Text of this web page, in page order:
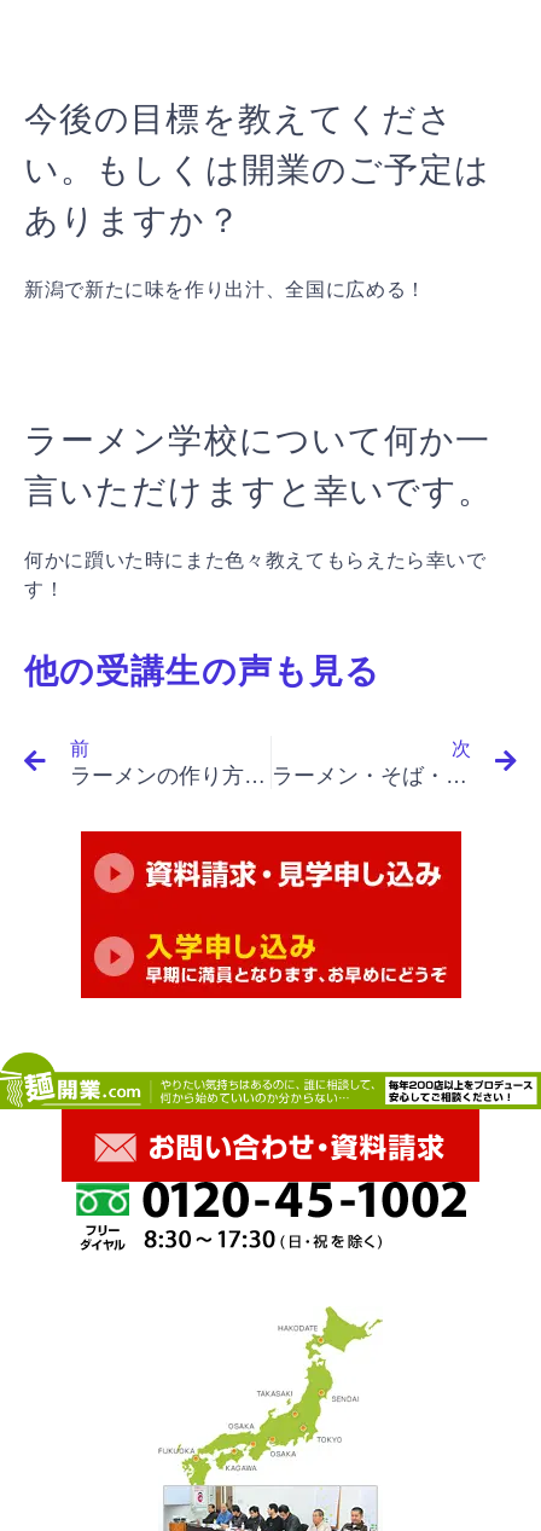
今後の目標を教えてくださ
い。もしくは開業のご予定は
ありますか？
新潟で新たに味を作り出汁、全国に広める！
ラーメン学校について何か一
言いただけますと幸いです。
何かに躓いた時にまた色々教えてもらえたら幸いで
す！
他の受講生の声も見る
前
ラーメンの作り方、考え方の理解が深まりました。
次
ラーメン・そば・うどん屋開業・繁盛店を目指す｜名言集 １７－４ ピーター・ドラッカー解説（使命と信念の重要性）